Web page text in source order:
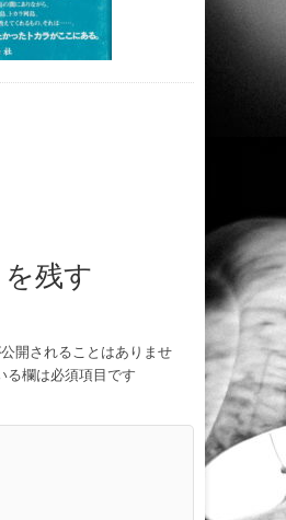
残す
開されることはありませ
る欄は必須項目です